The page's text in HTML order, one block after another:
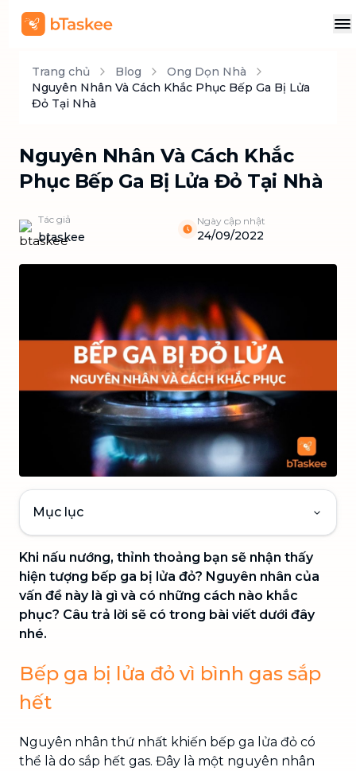
Trang chủ Blog
Ong Dọn Nhà
Nguyên Nhân Và Cách Khắc Phục Bếp Ga Bị Lửa
Đỏ Tại Nhà
Nguyên Nhân Và Cách Khắc
Phục Bếp Ga Bị Lửa Đỏ Tại Nhà
Tác giả
btaskee
Ngày cập nhật
24/09/2022
Mục lục
Khi nấu nướng, thỉnh thoảng bạn sẽ nhận thấy
hiện tượng bếp ga bị lửa đỏ? Nguyên nhân của
vấn đề này là gì và có những cách nào khắc
phục? Câu trả lời sẽ có trong bài viết dưới đây
nhé.
Bếp ga bị lửa đỏ vì bình gas sắp
hết
Nguyên nhân thứ nhất khiến bếp ga lửa đỏ có
thể là do sắp hết gas. Đây là một nguyên nhân